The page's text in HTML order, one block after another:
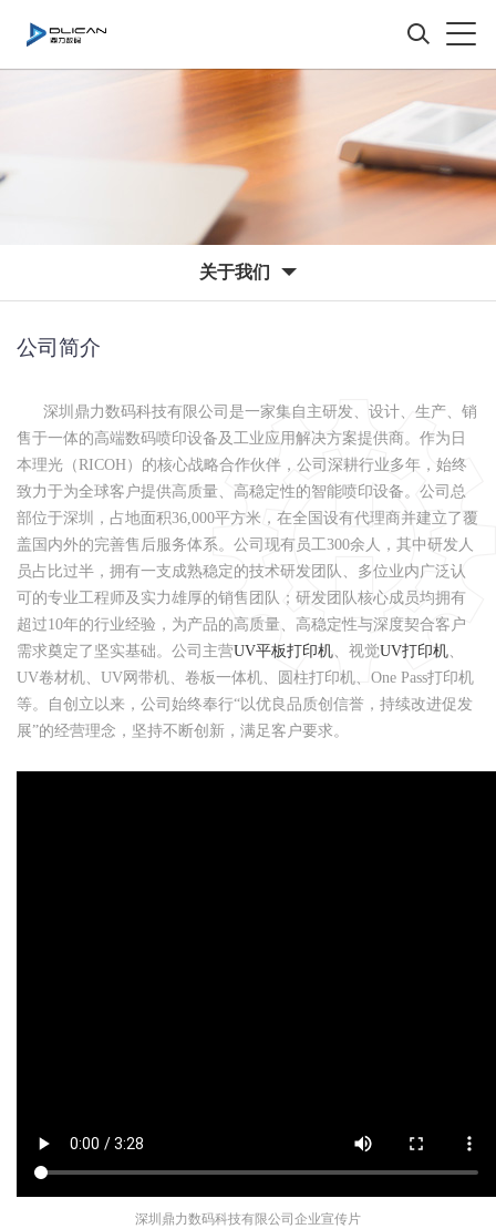
关于我们
公司简介
深圳鼎力数码科技有限公司是一家集自主研发、设计、生产、销
售于一体的高端数码喷印设备及工业应用解决方案提供商。作为日
本理光（RICOH）的核心战略合作伙伴，公司深耕行业多年，始终
致力于为全球客户提供高质量、高稳定性的智能喷印设备。公司总
部位于深圳，占地面积36,000平方米，在全国设有代理商并建立了覆
盖国内外的完善售后服务体系。公司现有员工300余人，其中研发人
员占比过半，拥有一支成熟稳定的技术研发团队、多位业内广泛认
可的专业工程师及实力雄厚的销售团队；研发团队核心成员均拥有
超过10年的行业经验，为产品的高质量、高稳定性与深度契合客户
需求奠定了坚实基础。公司主营UV平板打印机、视觉UV打印机、
UV卷材机、UV网带机、卷板一体机、圆柱打印机、One Pass打印机
等。自创立以来，公司始终奉行“以优良品质创信誉，持续改进促发
展”的经营理念，坚持不断创新，满足客户要求。
深圳鼎力数码科技有限公司企业宣传片